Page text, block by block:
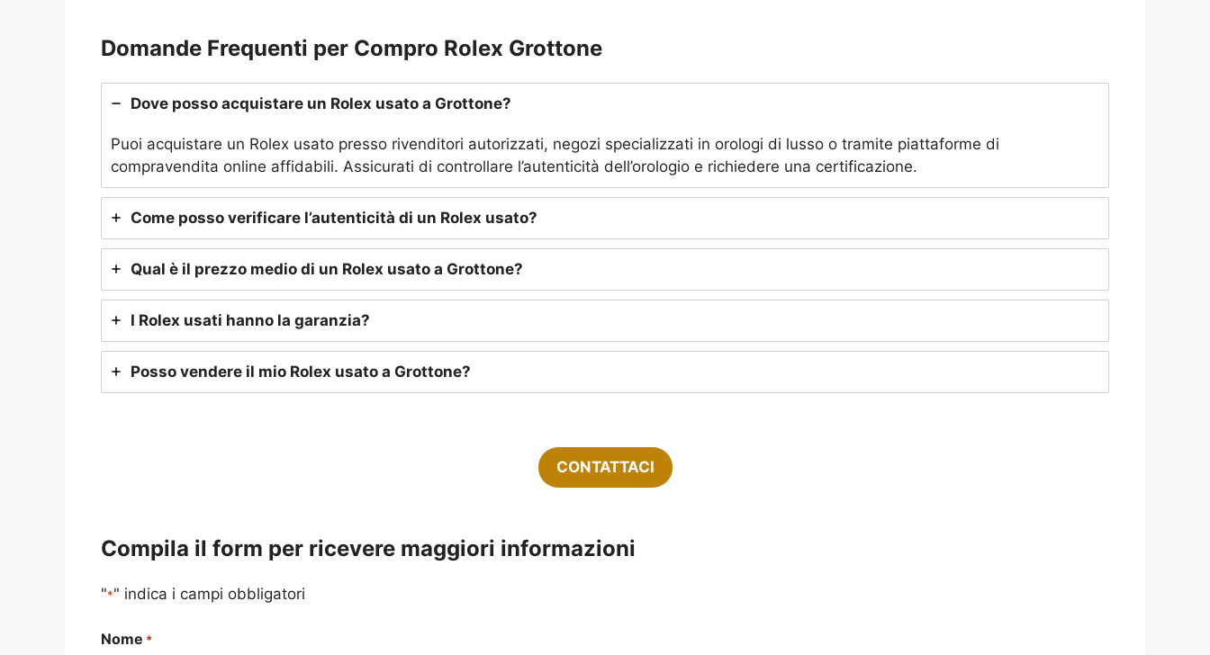
Domande Frequenti per Compro Rolex Grottone
Dove posso acquistare un Rolex usato a Grottone?
Puoi acquistare un Rolex usato presso rivenditori autorizzati, negozi specializzati in orologi di lusso o tramite piattaforme di
compravendita online affidabili. Assicurati di controllare l’autenticità dell’orologio e richiedere una certificazione.
Come posso verificare l’autenticità di un Rolex usato?
Qual è il prezzo medio di un Rolex usato a Grottone?
I Rolex usati hanno la garanzia?
Posso vendere il mio Rolex usato a Grottone?
CONTATTACI
Compila il form per ricevere maggiori informazioni
"*" indica i campi obbligatori
Nome *